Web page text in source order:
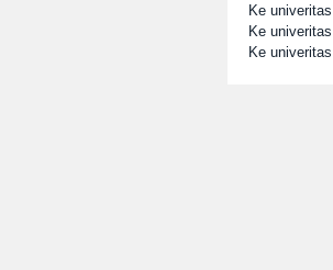
Ke
Ke
Ke